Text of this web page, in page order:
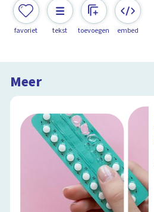
favoriet tekst toevoegen embed
Meer